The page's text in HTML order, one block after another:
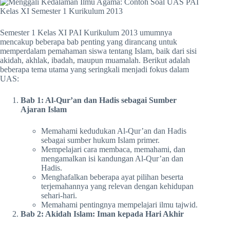
Semester 1 Kelas XI PAI Kurikulum 2013 umumnya
mencakup beberapa bab penting yang dirancang untuk
memperdalam pemahaman siswa tentang Islam, baik dari sisi
akidah, akhlak, ibadah, maupun muamalah. Berikut adalah
beberapa tema utama yang seringkali menjadi fokus dalam
UAS:
Bab 1: Al-Qur’an dan Hadis sebagai Sumber
Ajaran Islam
Memahami kedudukan Al-Qur’an dan Hadis
sebagai sumber hukum Islam primer.
Mempelajari cara membaca, memahami, dan
mengamalkan isi kandungan Al-Qur’an dan
Hadis.
Menghafalkan beberapa ayat pilihan beserta
terjemahannya yang relevan dengan kehidupan
sehari-hari.
Memahami pentingnya mempelajari ilmu tajwid.
Bab 2: Akidah Islam: Iman kepada Hari Akhir